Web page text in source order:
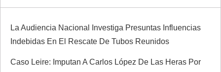
ó
n
La Audiencia Nacional Investiga Presuntas Influencias
Indebidas En El Rescate De Tubos Reunidos
Caso Leire: Imputan A Carlos López De Las Heras Por